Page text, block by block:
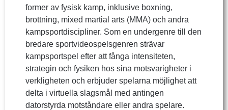
former av fysisk kamp, inklusive boxning,
brottning, mixed martial arts (MMA) och andra
kampsportdiscipliner. Som en undergenre till den
bredare sportvideospelsgenren strävar
kampsportspel efter att fånga intensiteten,
strategin och fysiken hos sina motsvarigheter i
verkligheten och erbjuder spelarna möjlighet att
delta i virtuella slagsmål med antingen
datorstyrda motståndare eller andra spelare.